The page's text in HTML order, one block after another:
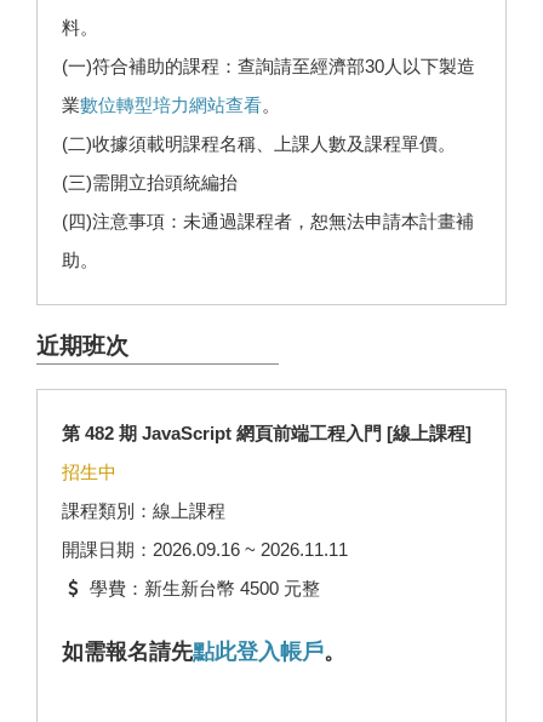
料。
(一)符合補助的課程：查詢請至經濟部30人以下製造
業數位轉型培力網站查看。
(二)收據須載明課程名稱、上課人數及課程單價。
(三)需開立抬頭統編抬
(四)注意事項：未通過課程者，恕無法申請本計畫補
助。
近期班次
第 482 期 JavaScript 網頁前端工程入門 [線上課程]
招生中
課程類別：線上課程
開課日期：2026.09.16 ~ 2026.11.11
學費：新生新台幣 4500 元整
如需報名請先點此登入帳戶。